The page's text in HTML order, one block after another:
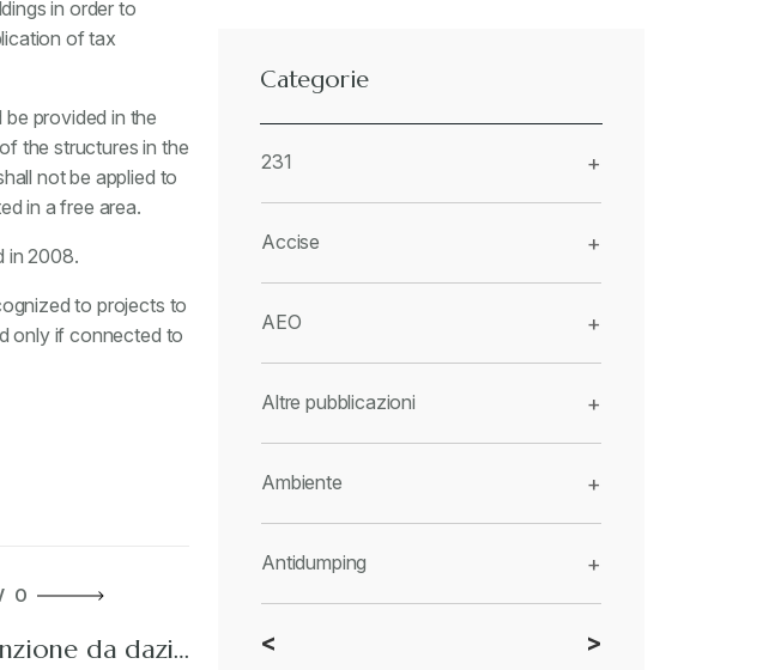
in order to
of tax
provided in the
the structures in the
not be applied to
in a free area.
in 2008.
to projects to
only if connected to
da dazi…
Categorie
231 +
Accise +
AEO +
Altre pubblicazioni +
Ambiente +
Antidumping +
CBAM +
< >